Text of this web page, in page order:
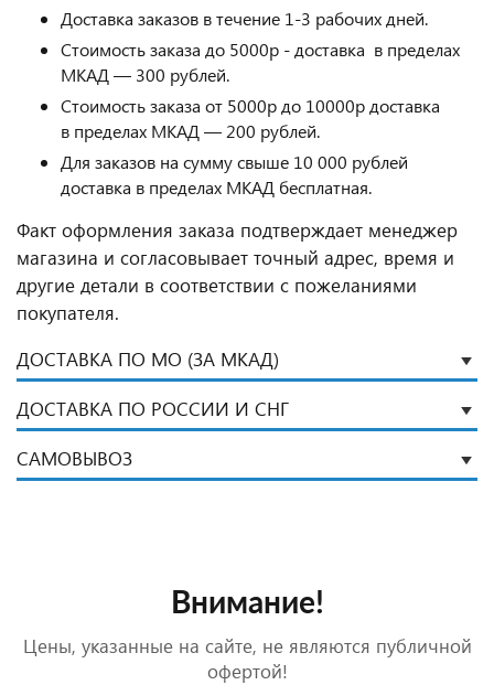
Доставка заказов в течение 1-3 рабочих дней.
Стоимость заказа до 5000р - доставка в пределах
МКАД — 300 рублей.
Стоимость заказа от 5000р до 10000р доставка
в пределах МКАД — 200 рублей.
Для заказов на сумму свыше 10 000 рублей
доставка в пределах МКАД бесплатная.
Факт оформления заказа подтверждает менеджер
магазина и согласовывает точный адрес, время и
другие детали в соответствии с пожеланиями
покупателя.
ДОСТАВКА ПО МО (ЗА МКАД)
ДОСТАВКА ПО РОССИИ И СНГ
САМОВЫВОЗ
Внимание!
Цены, указанные на сайте, не являются публичной
офертой!